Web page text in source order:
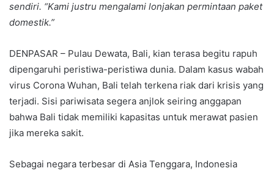
sendiri. “Kami justru mengalami lonjakan permintaan paket
domestik.”
DENPASAR – Pulau Dewata, Bali, kian terasa begitu rapuh
dipengaruhi peristiwa-peristiwa dunia. Dalam kasus wabah
virus Corona Wuhan, Bali telah terkena riak dari krisis yang
terjadi. Sisi pariwisata segera anjlok seiring anggapan
bahwa Bali tidak memiliki kapasitas untuk merawat pasien
jika mereka sakit.
Sebagai negara terbesar di Asia Tenggara, Indonesia